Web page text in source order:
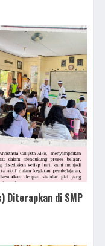
Diterapkan di SMP